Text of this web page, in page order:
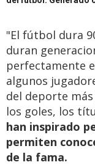
"El fútbol dura
duran
perfectamente
algunos
del deporte
los goles, los
han inspirado
permiten
de la fama.